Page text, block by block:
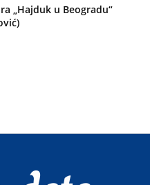
„Hajduk u Beogradu“